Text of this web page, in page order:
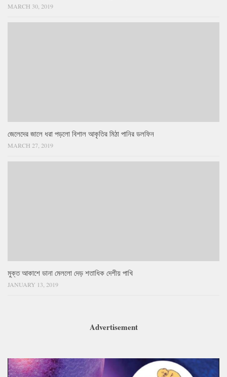
MARCH 30, 2019
জেলেদের জালে ধরা পড়লো বিশাল আকৃতির মিঠা পানির ডলফিন
MARCH 27, 2019
মুক্ত আকাশে ডানা মেললো দেড় শতাধিক দেশীয় পাখি
JANUARY 13, 2019
Advertisement